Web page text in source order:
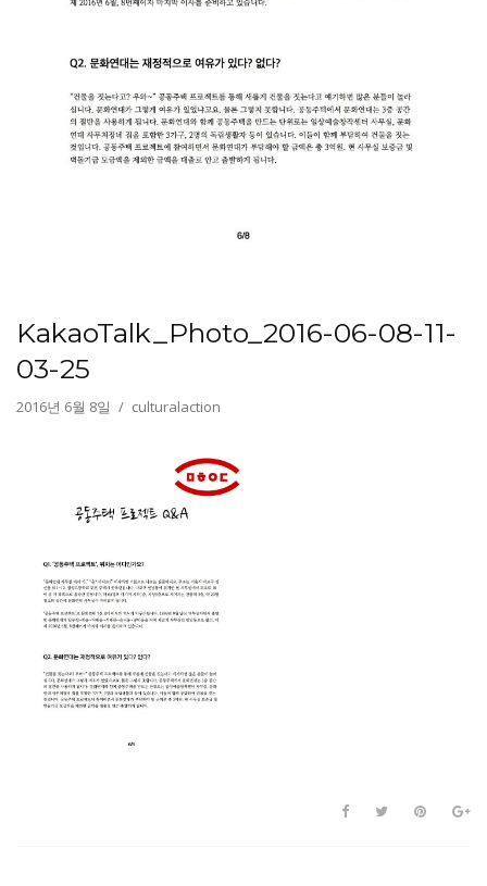
KakaoTalk_Photo_2016-06-08-11-
03-25
2016년 6월 8일 culturalaction